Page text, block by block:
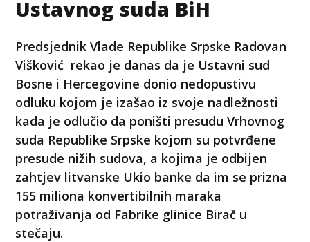
Ustavnog suda BiH
Predsjednik Vlade Republike Srpske Radovan
Višković rekao je danas da je Ustavni sud
Bosne i Hercegovine donio nedopustivu
odluku kojom je izašao iz svoje nadležnosti
kada je odlučio da poništi presudu Vrhovnog
suda Republike Srpske kojom su potvrđene
presude nižih sudova, a kojima je odbijen
zahtjev litvanske Ukio banke da im se prizna
155 miliona konvertibilnih maraka
potraživanja od Fabrike glinice Birač u
stečaju.